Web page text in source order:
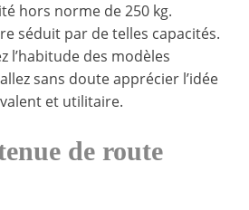
hors norme de 250 kg.
séduit par de telles capacités.
l’habitude des modèles
sans doute apprécier l’idée
et utilitaire.
de route